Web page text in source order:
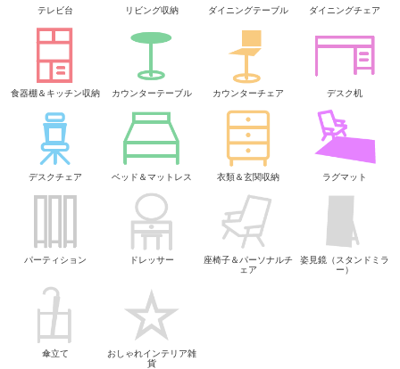
テレビ台 リビング収納 ダイニングテーブル ダイニングチェア
食器棚＆キッチン収納 カウンターテーブル カウンターチェア デスク机
デスクチェア ベッド＆マットレス 衣類＆玄関収納 ラグマット
パーティション ドレッサー
座椅子＆パーソナルチ
ェア
姿見鏡（スタンドミラ
ー）
傘立て
おしゃれインテリア雑
貨